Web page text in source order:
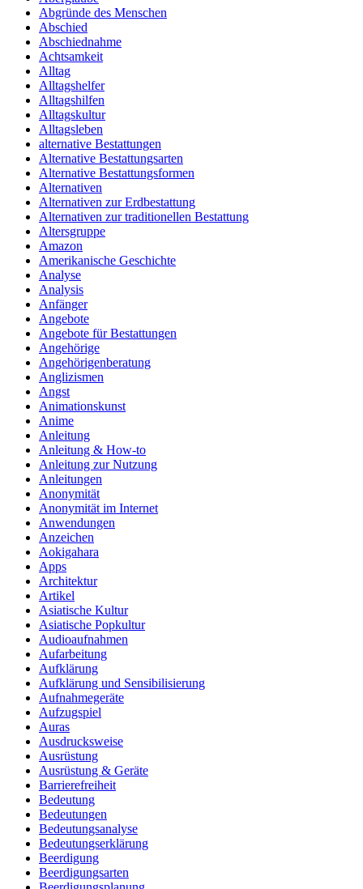
Abgründe des Menschen
Abschied
Abschiednahme
Achtsamkeit
Alltag
Alltagshelfer
Alltagshilfen
Alltagskultur
Alltagsleben
alternative Bestattungen
Alternative Bestattungsarten
Alternative Bestattungsformen
Alternativen
Alternativen zur Erdbestattung
Alternativen zur traditionellen Bestattung
Altersgruppe
Amazon
Amerikanische Geschichte
Analyse
Analysis
Anfänger
Angebote
Angebote für Bestattungen
Angehörige
Angehörigenberatung
Anglizismen
Angst
Animationskunst
Anime
Anleitung
Anleitung & How‑to
Anleitung zur Nutzung
Anleitungen
Anonymität
Anonymität im Internet
Anwendungen
Anzeichen
Aokigahara
Apps
Architektur
Artikel
Asiatische Kultur
Asiatische Popkultur
Audioaufnahmen
Aufarbeitung
Aufklärung
Aufklärung und Sensibilisierung
Aufnahmegeräte
Aufzugspiel
Auras
Ausdrucksweise
Ausrüstung
Ausrüstung & Geräte
Barrierefreiheit
Bedeutung
Bedeutungen
Bedeutungsanalyse
Bedeutungserklärung
Beerdigung
Beerdigungsarten